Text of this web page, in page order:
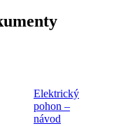
Elektrický
pohon –
návod